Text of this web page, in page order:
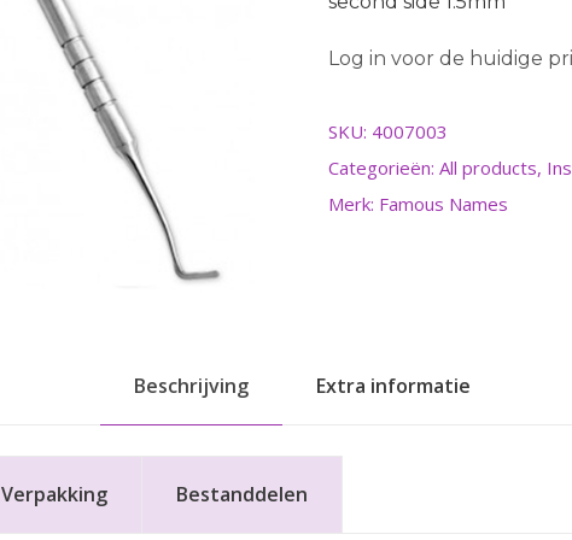
Log in voor de huidige
SKU: 4007003
Categorieën: All products,
Merk: Famous Names
Beschrijving Extra informatie
Verpakking Bestanddelen